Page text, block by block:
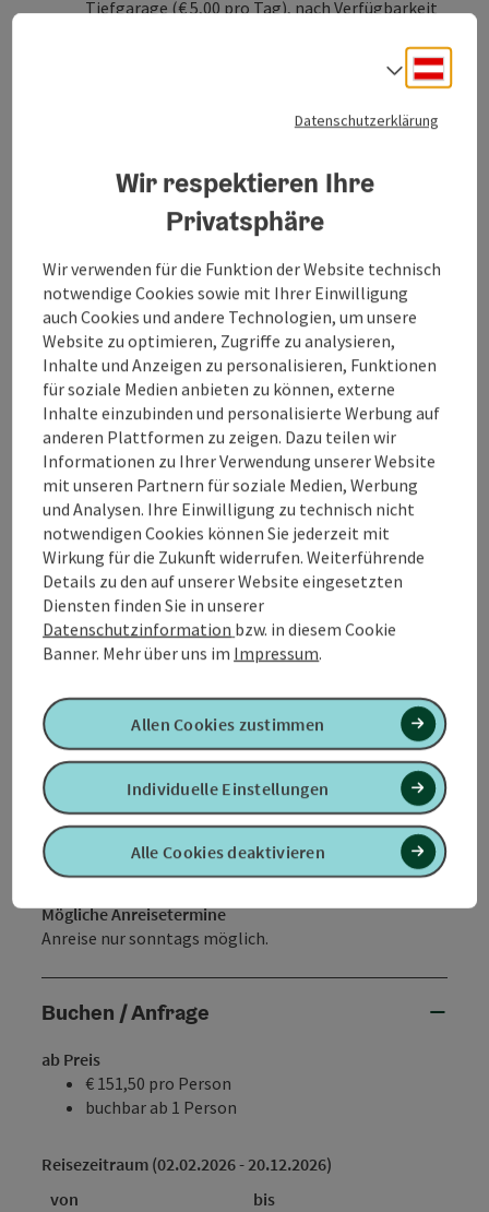
Tiefgarage (€ 5,00 pro Tag), nach Verfügbarkeit
SPAplus (Adults only - ab 18 Jahren)
Schaum-Dampfbad
Dachgarten mit finnischer Event-Sauna
Hamam, Arkadenhof & Tee-Lounge
Liegenbereiche mit Designer-Daybeds
SPAplus Erlebnisplan
Verpflegung
Halbpension
Reiseablauf
Am Anreisetag steht Ihnen die Therme mit
reservierten Hotelgäste-Ruhebereichen ab 08:00 Uhr
zur Verfügung, an den weiteren Tagen Ihres
Aufenthalts bereits ab 07:00 Uhr. Therme und
Karibische Saunawelt können Sie am Abreisetag bis
12:00 Uhr nutzen. Um Ihren Urlaub auch am Abreisetag
noch bis Badeschluss genießen zu können, können Sie
Badeschluss verlängern. Sowohl Badetasche, als auch
die Tagesgarderoben stehen Ihnen bis zur Abreise zur
Verfügung.
Check-in: ab 16:00 Uhr
Check-out: bis 12:00 Uhr
Mögliche Anreisetermine
Anreise nur sonntags möglich.
Buchen / Anfrage
ab Preis
€ 151,50 pro Person
buchbar ab 1 Person
Reisezeitraum (02.02.2026 - 20.12.2026)
von
bis
Datenschutzerklärung
Wir respektieren Ihre
Privatsphäre
Wir verwenden für die Funktion der Website technisch
notwendige Cookies sowie mit Ihrer Einwilligung
auch Cookies und andere Technologien, um unsere
Website zu optimieren, Zugriffe zu analysieren,
Inhalte und Anzeigen zu personalisieren, Funktionen
für soziale Medien anbieten zu können, externe
Inhalte einzubinden und personalisierte Werbung auf
anderen Plattformen zu zeigen. Dazu teilen wir
Informationen zu Ihrer Verwendung unserer Website
mit unseren Partnern für soziale Medien, Werbung
und Analysen. Ihre Einwilligung zu technisch nicht
notwendigen Cookies können Sie jederzeit mit
Wirkung für die Zukunft widerrufen. Weiterführende
Details zu den auf unserer Website eingesetzten
Diensten finden Sie in unserer
Datenschutzinformation bzw. in diesem Cookie
Banner. Mehr über uns im Impressum.
Alle Cookies deaktivieren
Individuelle Einstellungen
Allen Cookies zustimmen